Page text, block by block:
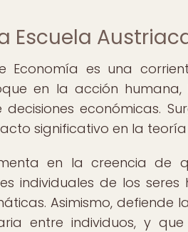
Escuela
Economía es una
en la acción
económicas.
significativo en la
en la creencia de
individuales de los
Asimismo, defiende
entre individuos, y